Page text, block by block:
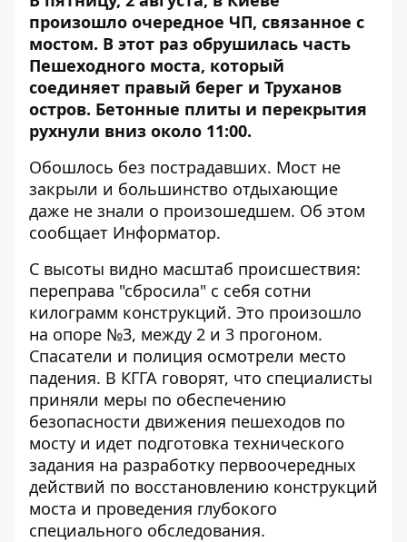
произошло очередное ЧП, связанное с
мостом. В этот раз обрушилась часть
Пешеходного моста, который
соединяет правый берег и Труханов
остров. Бетонные плиты и перекрытия
рухнули вниз около 11:00.
Обошлось без пострадавших. Мост не
закрыли и большинство отдыхающие
даже не знали о произошедшем. Об этом
сообщает Информатор.
С высоты видно масштаб происшествия:
переправа "сбросила" с себя сотни
килограмм конструкций. Это произошло
на опоре №3, между 2 и 3 прогоном.
Спасатели и полиция осмотрели место
падения. В КГГА говорят, что специалисты
приняли меры по обеспечению
безопасности движения пешеходов по
мосту и идет подготовка технического
задания на разработку первоочередных
действий по восстановлению конструкций
моста и проведения глубокого
специального обследования.